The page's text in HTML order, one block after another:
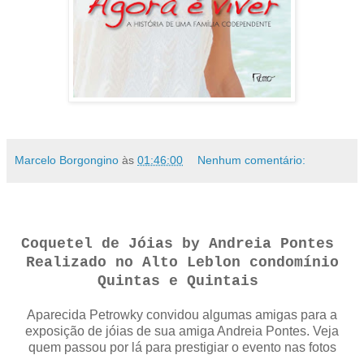
Marcelo Borgongino às 01:46:00 Nenhum comentário:
Coquetel de Jóias by Andreia Pontes
Realizado no Alto Leblon condomínio
Quintas e Quintais
Aparecida Petrowky convidou algumas amigas para a
exposição de jóias de sua amiga Andreia Pontes. Veja
quem passou por lá para prestigiar o evento nas fotos